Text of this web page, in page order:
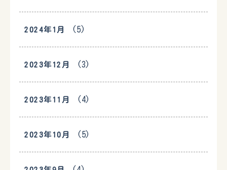
2024年1月 (5)
2023年12月 (3)
2023年11月 (4)
2023年10月 (5)